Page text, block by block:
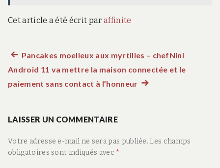
Cet article a été écrit par affinite
Navigation
de
Article
précédent :
Pancakes moelleux aux myrtilles – chefNini
Android 11 va mettre la maison connectée et le
paiement sans contact à l’honneurArticle
LAISSER UN COMMENTAIRE
Votre adresse e-mail ne sera pas publiée. Les champs
obligatoires sont indiqués avec *